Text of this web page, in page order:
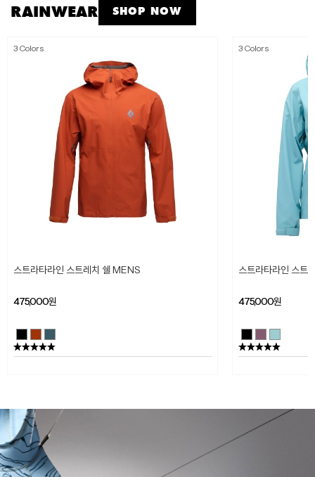
RAINWEAR SHOP NOW
3 Colors
스트라타라인 스트레치 쉘 MENS
475,000원
3 Colors
스트라타라인 스
475,000원